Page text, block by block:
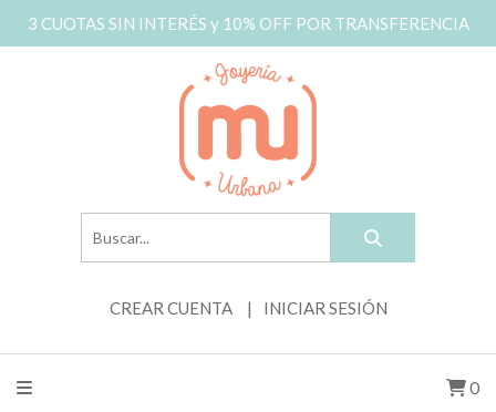
3 CUOTAS SIN INTERÉS y 10% OFF POR TRANSFERENCIA
CREAR CUENTA INICIAR SESIÓN
0